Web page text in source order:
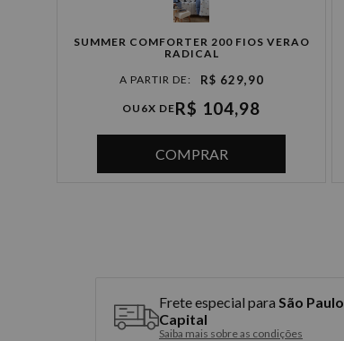
SUMMER COMFORTER 200 FIOS VERAO
RADICAL
R$ 629,90
OU 6X DER$ 104,98
COMPRAR
Frete especial para São Paulo
Capital
Saiba mais sobre as condições